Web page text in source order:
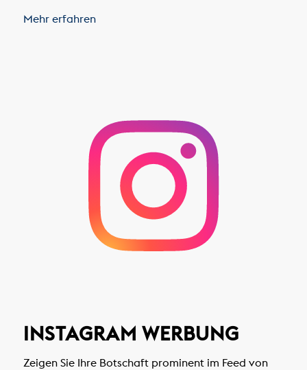
Mehr erfahren
INSTAGRAM WERBUNG
Zeigen Sie Ihre Botschaft prominent im Feed von